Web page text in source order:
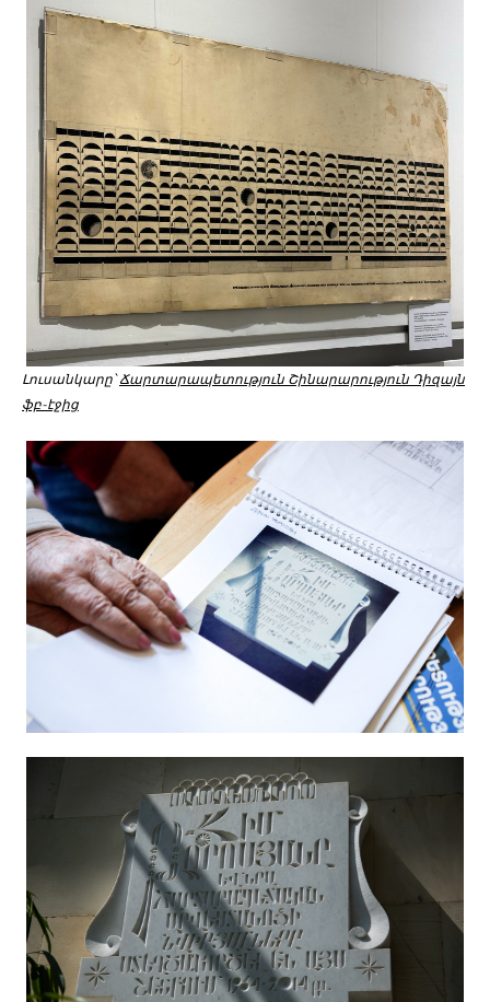
Լուսանկարը՝Ճարտարապետություն Շինարարություն Դիզայն
ֆբ-էջից